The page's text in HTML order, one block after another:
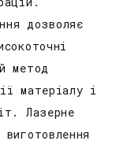
дозволяє
метод
матеріалу і
Лазерне